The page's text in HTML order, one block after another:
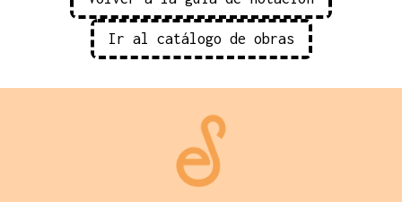
Ir al catálogo de obras